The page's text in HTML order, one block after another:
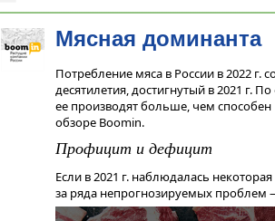
Мясная доминанта
Потребление мяса в России в 2022 г.
десятилетия, достигнутый в 2021 г.
ее производят больше, чем
обзоре Boomin.
Профицит и дефицит
Если в 2021 г. наблюдалась
за ряда непрогнозируемых проблем